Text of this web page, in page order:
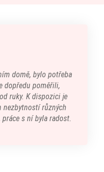
domě, bylo potřeba
dopředu poměřili,
ruky. K dispozici je
nezbytností různých
s ní byla radost.